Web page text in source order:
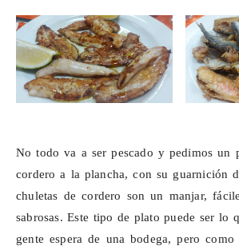
No todo va a ser pescado y pedimos un
cordero a la plancha, con su guarnición
chuletas de cordero son un manjar,
sabrosas. Este tipo de plato puede ser lo
gente espera de una bodega, pero como